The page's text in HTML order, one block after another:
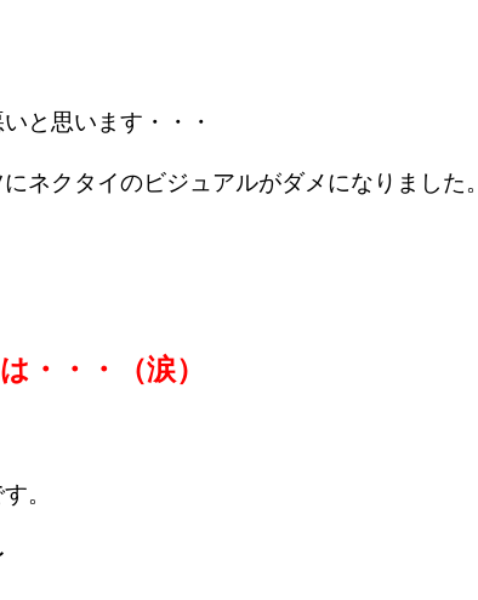
と思います・・・
ネクタイのビジュアルがダメになりました
・・・（涙）
。